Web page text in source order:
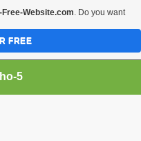
5
Free-Website.com. Do you want
FREE